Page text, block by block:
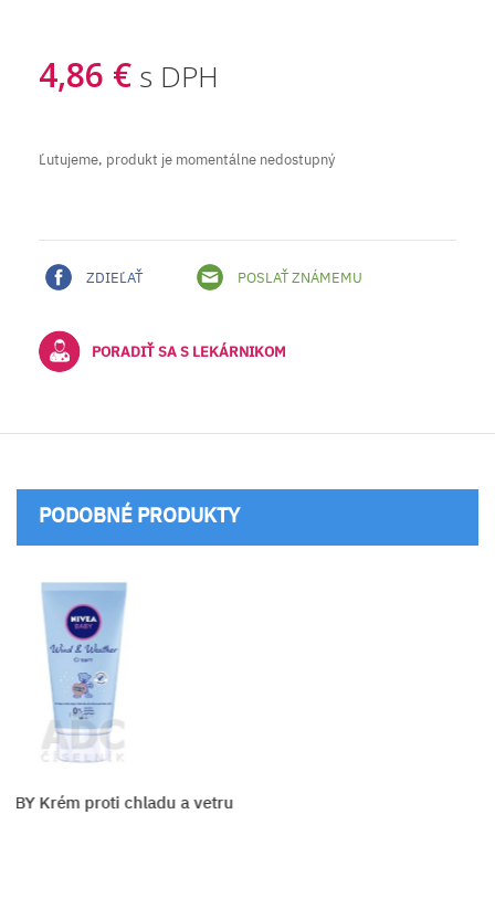
4,86 € s DPH
Ľutujeme, produkt je momentálne nedostupný
ZDIEĽAŤ POSLAŤ ZNÁMEMU
PORADIŤ SA S LEKÁRNIKOM
PODOBNÉ PRODUKTY
Baby Zimný Krém Natural